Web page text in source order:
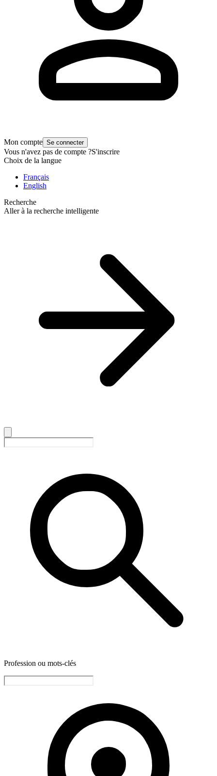
Mon compte Se connecter
Vous n'avez pas de compte ?S'inscrire
Choix de la langue
Français
English
Recherche
Aller à la recherche intelligente
Profession ou mots-clés